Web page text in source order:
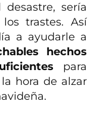
sería
trastes. Así
a ayudarle a
hechos
para
hora de alzar